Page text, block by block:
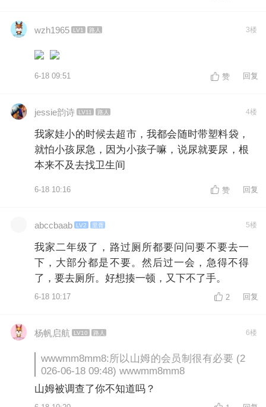
wzh1965 LV1 路人 3楼
6-18 09:51 赞 回复
jessie韵诗 LV11 路人 4楼
我家娃小的时候去超市，我都会随时带塑料袋，
就怕小孩尿急，因为小孩子嘛，说尿就要尿，根
本来不及去找卫生间
6-18 10:16 赞 回复
abccbaab LV2 里胥 5楼
我家二年级了，路过厕所都要问问要不要去一
下，大部分都是不要。然后过一会，急得不得
了，要去厕所。好想揍一顿，又下不了手。
6-18 10:17 2 回复
杨帆启航 LV10 路人 6楼
wwwmm8mm8:所以山姆的会员制很有必要 (2
026-06-18 09:48) wwwmm8mm8
山姆被调查了你不知道吗？